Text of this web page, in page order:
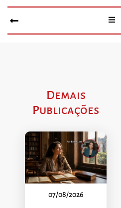
Demais
Publicações
07/08/2026